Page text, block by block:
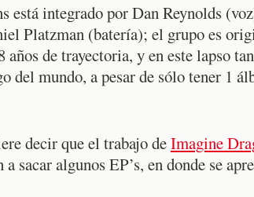
está integrado por Dan Reynolds
Platzman (batería); el grupo es
años de trayectoria, y en este lapso
del mundo, a pesar de sólo tener 1
decir que el trabajo deImagine
a sacar algunos EP’s, en donde se